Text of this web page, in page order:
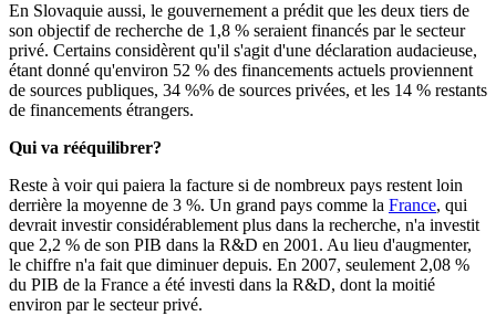
En Slovaquie aussi, le gouvernement a prédit que les deux tiers de
son objectif de recherche de 1,8 % seraient financés par le secteur
privé. Certains considèrent qu'il s'agit d'une déclaration audacieuse,
étant donné qu'environ 52 % des financements actuels proviennent
de sources publiques, 34 %% de sources privées, et les 14 % restants
de financements étrangers.
Qui va rééquilibrer?
Reste à voir qui paiera la facture si de nombreux pays restent loin
derrière la moyenne de 3 %. Un grand pays comme la France, qui
devrait investir considérablement plus dans la recherche, n'a investit
que 2,2 % de son PIB dans la R&D en 2001. Au lieu d'augmenter,
le chiffre n'a fait que diminuer depuis. En 2007, seulement 2,08 %
du PIB de la France a été investi dans la R&D, dont la moitié
environ par le secteur privé.